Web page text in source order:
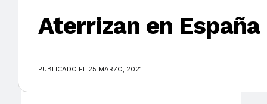
Aterrizan en
PUBLICADO EL 25 MARZO, 2021